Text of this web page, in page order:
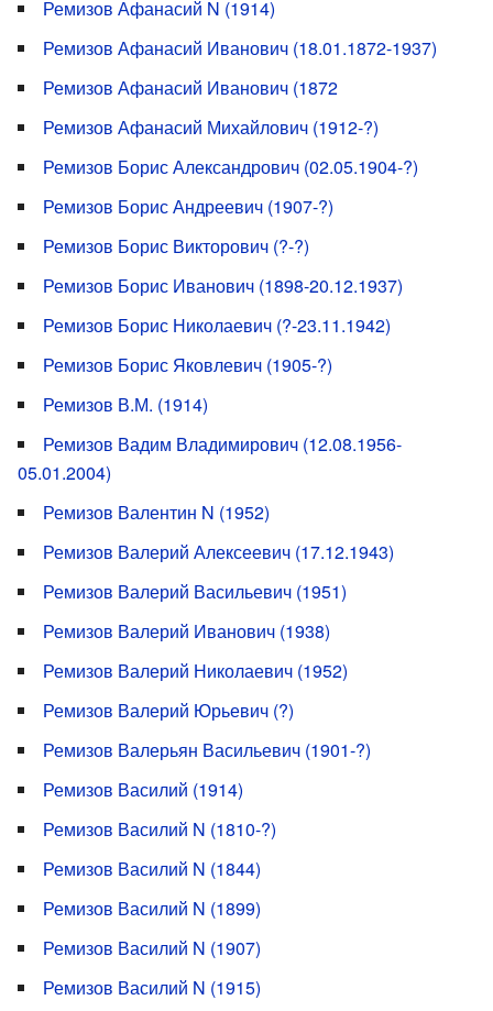
Ремизов Афанасий N (1914)
Ремизов Афанасий Иванович (18.01.1872-1937)
Ремизов Афанасий Иванович (1872
Ремизов Афанасий Михайлович (1912-?)
Ремизов Борис Александрович (02.05.1904-?)
Ремизов Борис Андреевич (1907-?)
Ремизов Борис Викторович (?-?)
Ремизов Борис Иванович (1898-20.12.1937)
Ремизов Борис Николаевич (?-23.11.1942)
Ремизов Борис Яковлевич (1905-?)
Ремизов В.М. (1914)
Ремизов Вадим Владимирович (12.08.1956-
05.01.2004)
Ремизов Валентин N (1952)
Ремизов Валерий Алексеевич (17.12.1943)
Ремизов Валерий Васильевич (1951)
Ремизов Валерий Иванович (1938)
Ремизов Валерий Николаевич (1952)
Ремизов Валерий Юрьевич (?)
Ремизов Валерьян Васильевич (1901-?)
Ремизов Василий (1914)
Ремизов Василий N (1810-?)
Ремизов Василий N (1844)
Ремизов Василий N (1899)
Ремизов Василий N (1907)
Ремизов Василий N (1915)